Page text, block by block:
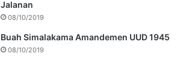
Jalanan
08/10/2019
Buah Simalakama Amandemen UUD 1945
08/10/2019